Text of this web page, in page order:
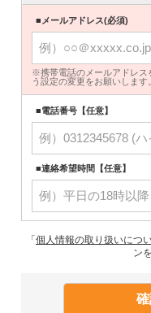
■メールアドレス(必須)
※携帯電話のメールアドレス
う設定の変更をお願いします。
■電話番号【任意】
■連絡希望時間【任意】
「 個人情報の取り扱いにつ
ン